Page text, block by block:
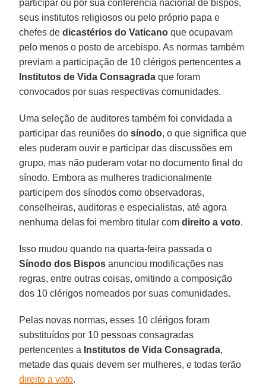
participar ou por sua conferência nacional de bispos,
seus institutos religiosos ou pelo próprio papa e
chefes dedicastérios do Vaticano que ocupavam
pelo menos o posto de arcebispo. As normas também
previam a participação de 10 clérigos pertencentes a
Institutos de Vida Consagrada que foram
convocados por suas respectivas comunidades.
Uma seleção de auditores também foi convidada a
participar das reuniões dosínodo, o que significa que
eles puderam ouvir e participar das discussões em
grupo, mas não puderam votar no documento final do
sínodo. Embora as mulheres tradicionalmente
participem dos sínodos como observadoras,
conselheiras, auditoras e especialistas, até agora
nenhuma delas foi membro titular comdireito a voto.
Isso mudou quando na quarta-feira passada o
Sínodo dos Bispos anunciou modificações nas
regras, entre outras coisas, omitindo a composição
dos 10 clérigos nomeados por suas comunidades.
Pelas novas normas, esses 10 clérigos foram
substituídos por 10 pessoas consagradas
pertencentes a Institutos de Vida Consagrada,
metade das quais devem ser mulheres, e todas terão
direito a voto.